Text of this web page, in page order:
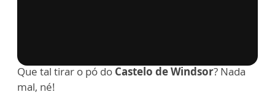
Que tal tirar o pó do Castelo de Windsor? Nada
mal, né!